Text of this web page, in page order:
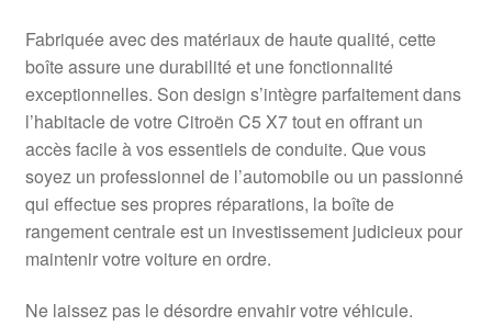
Politique de confidentialité
Procédure de Réclamation
Termes et conditions
Fabriquée avec des matériaux de haute qualité, cette
boîte assure une durabilité et une fonctionnalité
exceptionnelles. Son design s’intègre parfaitement dans
l’habitacle de votre Citroën C5 X7 tout en offrant un
accès facile à vos essentiels de conduite. Que vous
soyez un professionnel de l’automobile ou un passionné
qui effectue ses propres réparations, la boîte de
rangement centrale est un investissement judicieux pour
maintenir votre voiture en ordre.
Ne laissez pas le désordre envahir votre véhicule.